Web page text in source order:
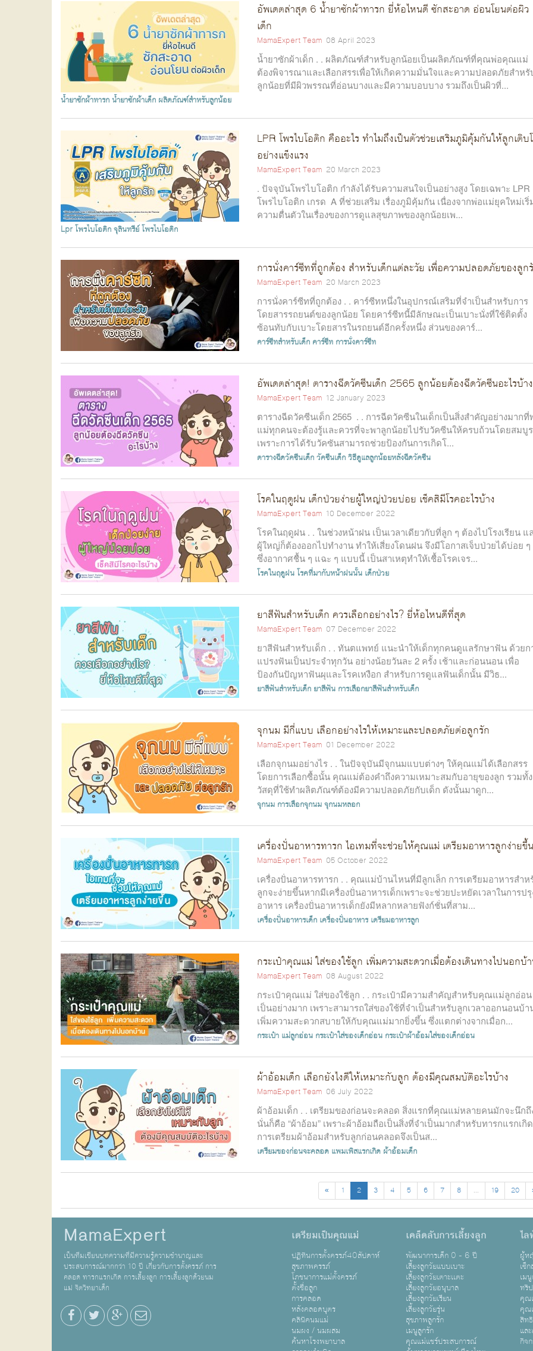
อัพเดตล่าสุด 6 น้ำยาซักผ้าทารก ยี่ห้อไหนดี ซักสะอาด อ่อนโยนต่อผิว
เด็ก
MamaExpert Team 08 April 2023
น้ำยาซักผ้าเด็ก . . ผลิตภัณฑ์สำหรับลูกน้อยเป็นผลิตภัณฑ์ที่คุณพ่อคุณแม่
ต้องพิจารณาและเลือกสรรเพื่อให้เกิดความมั่นใจและความปลอดภัยสำหรั
ลูกน้อยที่มีผิวพรรณที่อ่อนบางและมีความบอบบาง รวมถึงเป็นผิวที่...
น้ำยาซักผ้าทารกน้ำยาซักผ้าเด็ก ผลิตภัณฑ์สำหรับลูกน้อย
LPR โพรไบโอติก คืออะไร ทำไมถึงเป็นตัวช่วยเสริมภูมิคุ้มกันให้ลูกเติบ
อย่างแข็งแรง
MamaExpert Team 20 March 2023
. ปัจจุบันโพรไบโอติก กำลังได้รับความสนใจเป็นอย่างสูง โดยเฉพาะ LPR
โพรไบโอติก เกรด A ที่ช่วยเสริม เรื่องภูมิคุ้มกัน เนื่องจากพ่อแม่ยุคใหม่เ
ความตื่นตัวในเรื่องของการดูแลสุขภาพของลูกน้อยเพ...
Lpr โพรไบโอติกจุลินทรีย์โพรไบโอติก
การนั่งคาร์ซีทที่ถูกต้อง สำหรับเด็กแต่ละวัย เพื่อความปลอดภัยของลูก
MamaExpert Team 20 March 2023
การนั่งคาร์ซีทที่ถูกต้อง . . คาร์ซีทหนึ่งในอุปกรณ์เสริมที่จำเป็นสำหรับการ
โดยสารรถยนต์ของลูกน้อย โดยคาร์ซีทนี้มีลักษณะเป็นเบาะนั่งที่ใช้ติดตั้ง
ซ้อนทับกับเบาะโดยสารในรถยนต์อีกครั้งหนึ่ง ส่วนของคาร์...
คาร์ซีทสำหรับเด็ก คาร์ซีท การนั่งคาร์ซีท
อัพเดตล่าสุด! ตารางฉีดวัคซีนเด็ก 2565 ลูกน้อยต้องฉีดวัคซีนอะไรบ้าง
MamaExpert Team 12 January 2023
ตารางฉีดวัคซีนเด็ก 2565 . . การฉีดวัคซีนในเด็กเป็นสิ่งสำคัญอย่างมากที่
แม่ทุกคนจะต้องรู้และควรที่จะพาลูกน้อยไปรับวัคซีนให้ครบถ้วนโดยสมบู
เพราะการได้รับวัคซันสามารถช่วยป้องกันการเกิดโ...
ตารางฉีดวัคซีนเด็กวัคซีนเด็กวิธีดูแลลูกน้อยหลังฉีดวัคซีน
โรคในฤดูฝน เด็กป่วยง่ายผู้ใหญ่ป่วยบ่อย เช็คสิมีโรคอะไรบ้าง
MamaExpert Team 10 December 2022
โรคในฤดูฝน . . ในช่วงหน้าฝน เป็นเวลาเดียวกับที่ลูก ๆ ต้องไปโรงเรียน แ
ผู้ใหญ่ก็ต้องออกไปทำงาน ทำให้เสี่ยงโดนฝน จึงมีโอกาสเจ็บป่วยได้บ่อย ๆ
ซึ่งอากาศชื้น ๆ แฉะ ๆ แบบนี้ เป็นสาเหตุทำให้เชื้อโรคเจร...
โรคในฤดูฝนโรคที่มากับหน้าฝนนั้น เด็กป่วย
ยาสีฟันสำหรับเด็ก ควรเลือกอย่างไร? ยี่ห้อไหนดีที่สุด
MamaExpert Team 07 December 2022
ยาสีฟันสำหรับเด็ก . . ทันตแพทย์ แนะนำให้เด็กทุกคนดูแลรักษาฟัน ด้วยก
แปรงฟันเป็นประจำทุกวัน อย่างน้อยวันละ 2 ครั้ง เช้าและก่อนนอน เพื่อ
ป้องกันปัญหาฟันผุและโรคเหงือก สำหรับการดูแลฟันเด็กนั้น มีวิธ...
ยาสีฟันสำหรับเด็ก ยาสีฟัน การเลือกยาสีฟันสำหรับเด็ก
จุกนม มีกี่แบบ เลือกอย่างไรให้เหมาะและปลอดภัยต่อลูกรัก
MamaExpert Team 01 December 2022
เลือกจุกนมอย่างไร . . ในปัจจุบันมีจุกนมแบบต่างๆ ให้คุณแม่ได้เลือกสรร
โดยการเลือกซื้อนั้น คุณแม่ต้องคำถึงความเหมาะสมกับอายุของลูก รวมทั้ง
วัสดุที่ใช้ทำผลิตภัณฑ์ต้องมีความปลอดภัยกับเด็ก ดังนั้นมาดูก...
จุกนม การเลือกจุกนมจุกนมหลอก
เครื่องปั่นอาหารทารก ไอเทมที่จะช่วยให้คุณแม่ เตรียมอาหารลูกง่ายขึ้น
MamaExpert Team 05 October 2022
เครื่องปั่นอาหารทารก . . คุณแม่บ้านไหนที่มีลูกเล็ก การเตรียมอาหารสำห
ลูกจะง่ายขึ้นหากมีเครื่องปั่นอาหารเด็กเพราะจะช่วยปะหยัดเวลาในการปรุ
อาหาร เครื่องปั่นอาหารเด็กยังมีหลากหลายฟังก์ชั่นที่สาม...
เครื่องปั่นอาหารเด็ก เครื่องปั่นอาหาร เตรียมอาหารลูก
กระเป๋าคุณแม่ ใส่ของใช้ลูก เพิ่มความสะดวกเมื่อต้องเดินทางไปนอกบ้
MamaExpert Team 08 August 2022
กระเป๋าคุณแม่ ใส่ของใช้ลูก . . กระเป๋ามีความสำคัญสำหรับคุณแม่ลูกอ่อน
เป็นอย่างมาก เพราะสามารถใส่ของใช้ที่จำเป็นสำหรับลูกเวลาออกนอนบ้า
เพิ่มความสะดวกสบายให้กับคุณแม่มากยิ่งขึ้น ซึ่งแตกต่างจากเมื่อก...
กระเป๋า แม่ลูกอ่อน กระเป๋าใส่ของเด็กอ่อน กระเป๋าผ้าอ้อมใส่ของเด็กอ่อน
ผ้าอ้อมเด็ก เลือกยังไงดีให้เหมาะกับลูก ต้องมีคุณสมบัติอะไรบ้าง
MamaExpert Team 06 July 2022
ผ้าอ้อมเด็ก . . เตรียมของก่อนจะคลอด สิ่งแรกที่คุณแม่หลายคนมักจะนึกถึ
นั่นก็คือ “ผ้าอ้อม” เพราะผ้าอ้อมถือเป็นสิ่งที่จำเป็นมากสำหรับทารกแรกเกิด
การเตรียมผ้าอ้อมสำหรับลูกก่อนคลอดจึงเป็นส...
เตรียมของก่อนจะคลอด แพมเพิสแรกเกิด ผ้าอ้อมเด็ก
« 1 2 3 4 5 6 7 8 ... 19 20
MamaExpert
เป็นทีมเขียนบทความที่มีความรู้ความชำนาญและ
ประสบการณ์มากกว่า 10 ปี เกี่ยวกับการตั้งครรภ์ การ
คลอด ทารกแรกเกิด การเลี้ยงลูก การเลี้ยงลูกด้วยนม
แม่ จิตวิทยาเด็ก
เตรียมเป็นคุณแม่
ปฏิทินการตั้งครรภ์40สัปดาห์
สุขภาพครรภ์
โภชนาการแม่ตั้งครรภ์
ตั้งชื่อลูก
การคลอด
หลังคลอดบุตร
คลินิคนมแม่
นมผง / นมผสม
ค้นหาโรงพยาบาล
เคล็ดลับการเลี้ยงลูก
พัฒนาการเด็ก 0 - 6 ปี
เลี้ยงลูกวัยแบบเบาะ
เลี้ยงลูกวัยเตาะเเตะ
เลี้ยงลูกวัยอนุบาล
เลี้ยงลูกวัยเรียน
เลี้ยงลูกวัยรุ่น
สุขภาพลูกรัก
เมนูลูกรัก
คุณแม่แชร์ประสบการณ์
ไ
ผู้ห
เซ็
เม
ทริ
คุณ
คุณ
สิท
แล
กิจ